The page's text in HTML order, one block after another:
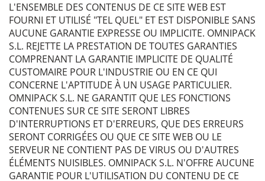
L'ENSEMBLE DES CONTENUS DE CE SITE WEB EST
FOURNI ET UTILISÉ "TEL QUEL" ET EST DISPONIBLE SANS
AUCUNE GARANTIE EXPRESSE OU IMPLICITE. OMNIPACK
S.L. REJETTE LA PRESTATION DE TOUTES GARANTIES
COMPRENANT LA GARANTIE IMPLICITE DE QUALITÉ
CUSTOMAIRE POUR L'INDUSTRIE OU EN CE QUI
CONCERNE L'APTITUDE À UN USAGE PARTICULIER.
OMNIPACK S.L. NE GARANTIT QUE LES FONCTIONS
CONTENUES SUR CE SITE SERONT LIBRES
D'INTERRUPTIONS ET D'ERREURS, QUE DES ERREURS
SERONT CORRIGÉES OU QUE CE SITE WEB OU LE
SERVEUR NE CONTIENT PAS DE VIRUS OU D'AUTRES
ÉLÉMENTS NUISIBLES. OMNIPACK S.L. N'OFFRE AUCUNE
GARANTIE POUR L'UTILISATION DU CONTENU DE CE